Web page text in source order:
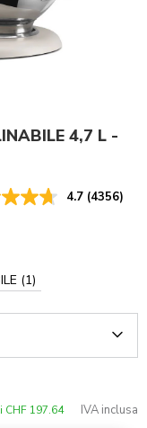
4,7 L -
4.7 (4356)
(1)
CHF 197.64 IVA inclusa